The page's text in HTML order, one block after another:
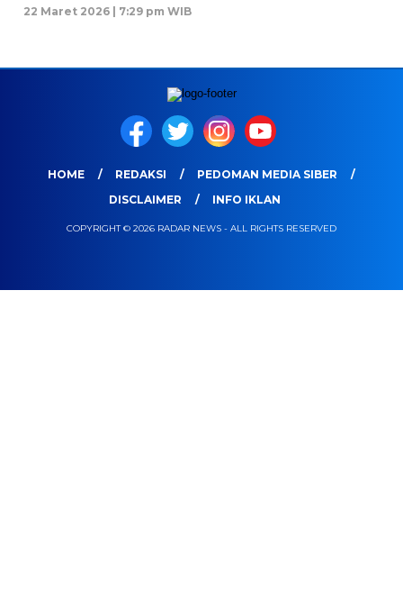
22 Maret 2026 | 7:29 pm WIB
HOME REDAKSI
PEDOMAN MEDIA SIBER
DISCLAIMER
INFO IKLAN
COPYRIGHT © 2026 RADAR NEWS - ALL RIGHTS RESERVED